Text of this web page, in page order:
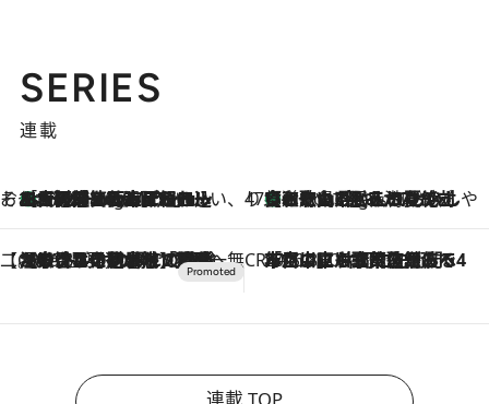
SERIES
連載
そおだよおこの関西おいしい、おやつ紀行1 Hour Ago
［大阪府箕面市］一皿一皿目の前で仕上げられる、料理を巧みに組み込んだアシェットデセールコース「ミチル アシェット デセール（Michiru assiette dessert）」 47都道府県の手みやげ ひんやりスイーツで夏を満喫
1 Hour Ago
【和歌山県】この夏絶対食べたい 冷やしておいしいおやつ3選 みかんがごろっと丸ごと入ったジュレ
【CREA×星野リゾート】唯一無二。癒しと発見が待つ場所へ
2026.8.7
【トンボの足水浴】ヒノキの香りに包まれて涼感マックス！約13℃の湧水かけ流しを避暑地「星野温泉 トンボの湯」で体験 CREA'S CHOICE
2026.8.7
「立川にも歌舞伎があるんだよ」 片岡仁左衛門・市川中車ら豪華座組みで4年目の立川立飛歌舞伎へ